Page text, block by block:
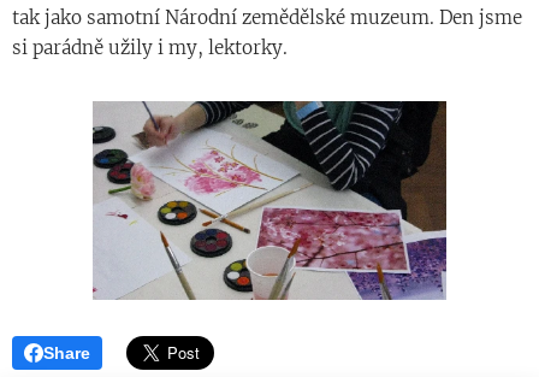
tak jako samotní Národní zemědělské muzeum. Den jsme
si parádně užily i my, lektorky.
Share